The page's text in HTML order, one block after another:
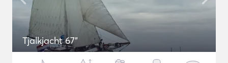
Tjalkjacht 67"